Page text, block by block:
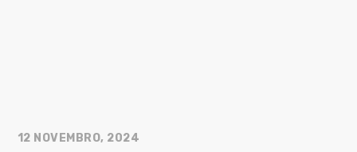
12 NOVEMBRO, 2024